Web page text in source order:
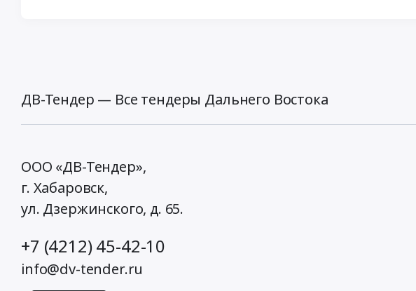
ДВ-Тендер — Все тендеры Дальнего Востока
ООО «ДВ-Тендер»,
г. Хабаровск,
ул. Дзержинского, д. 65.
+7 (4212) 45-42-10
info@dv-tender.ru